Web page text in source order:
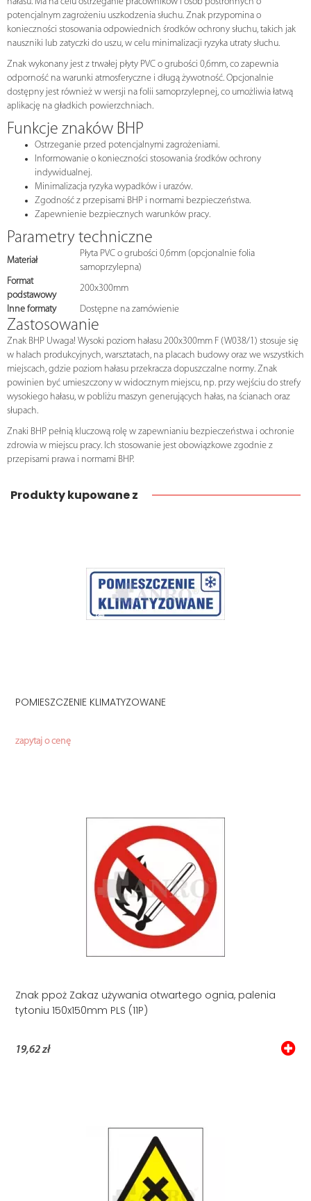
potencjalnym zagrożeniu uszkodzenia słuchu. Znak przypomina o
konieczności stosowania odpowiednich środków ochrony słuchu, takich jak
nauszniki lub zatyczki do uszu, w celu minimalizacji ryzyka utraty słuchu.
Znak wykonany jest z trwałej płyty PVC o grubości 0,6mm, co zapewnia
odporność na warunki atmosferyczne i długą żywotność. Opcjonalnie
dostępny jest również w wersji na folii samoprzylepnej, co umożliwia łatwą
aplikację na gładkich powierzchniach.
Funkcje znaków BHP
Ostrzeganie przed potencjalnymi zagrożeniami.
Informowanie o konieczności stosowania środków ochrony
indywidualnej.
Minimalizacja ryzyka wypadków i urazów.
Zgodność z przepisami BHP i normami bezpieczeństwa.
Zapewnienie bezpiecznych warunków pracy.
Parametry techniczne
Materiał
Płyta PVC o grubości 0,6mm (opcjonalnie folia
samoprzylepna)
Format
podstawowy
200x300mm
Inne formaty
Dostępne na zamówienie
Zastosowanie
Znak BHP Uwaga! Wysoki poziom hałasu 200x300mm F (W038/1) stosuje się
w halach produkcyjnych, warsztatach, na placach budowy oraz we wszystkich
miejscach, gdzie poziom hałasu przekracza dopuszczalne normy. Znak
powinien być umieszczony w widocznym miejscu, np. przy wejściu do strefy
wysokiego hałasu, w pobliżu maszyn generujących hałas, na ścianach oraz
słupach.
Znaki BHP pełnią kluczową rolę w zapewnianiu bezpieczeństwa i ochronie
zdrowia w miejscu pracy. Ich stosowanie jest obowiązkowe zgodnie z
przepisami prawa i normami BHP.
Produkty kupowane z
POMIESZCZENIE KLIMATYZOWANE
zapytaj o cenę
Znak ppoż Zakaz używania otwartego ognia, palenia
tytoniu 150x150mm PLS (11P)
19,62 zł